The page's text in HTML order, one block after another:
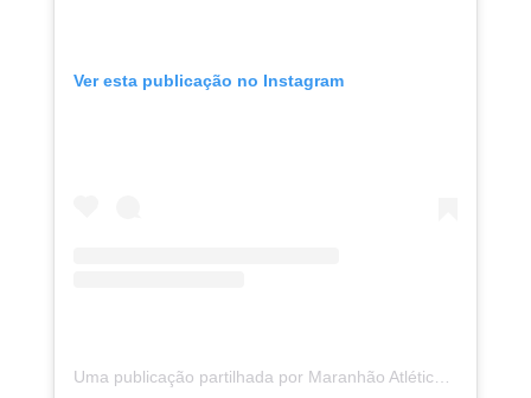
Ver esta publicação no Instagram
Uma publicação partilhada por Maranhão Atlético Clube ©️ (@maranhaoac_oficial)